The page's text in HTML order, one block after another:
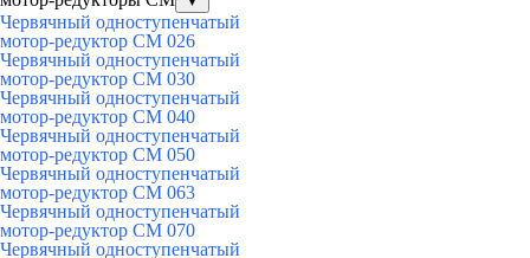
Червячный одноступенчатый
мотор-редуктор CM 026
Червячный одноступенчатый
мотор-редуктор CM 030
Червячный одноступенчатый
мотор-редуктор CM 040
Червячный одноступенчатый
мотор-редуктор CM 050
Червячный одноступенчатый
мотор-редуктор CM 063
Червячный одноступенчатый
мотор-редуктор CM 070
Червячный одноступенчатый